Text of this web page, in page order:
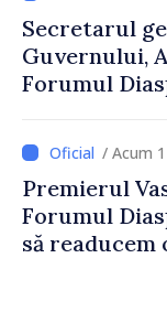
al Republicii
Secretarul
Guvernului,
Forumul
construi
puternice”
/ Acum
Premierul
Forumul
să